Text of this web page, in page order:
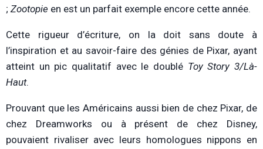
; Zootopie en est un parfait exemple encore cette année.
Cette rigueur d’écriture, on la doit sans doute à
l’inspiration et au savoir-faire des génies de Pixar, ayant
atteint un pic qualitatif avec le doublé Toy Story 3/Là-
Haut.
Prouvant que les Américains aussi bien de chez Pixar, de
chez Dreamworks ou à présent de chez Disney,
pouvaient rivaliser avec leurs homologues nippons en